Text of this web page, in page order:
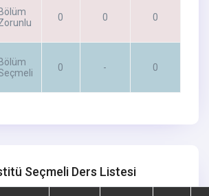
Bölüm
0 0 0
Bölüm
0 - 0
Seçmeli Ders Listesi